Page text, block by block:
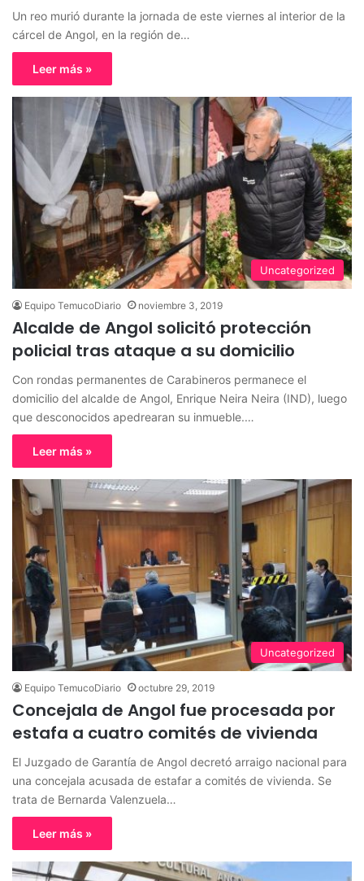
Un reo murió durante la jornada de este viernes al interior de la
cárcel de Angol, en la región de…
Leer más »
Uncategorized
Equipo TemucoDiario noviembre 3, 2019
Alcalde de Angol solicitó protección
policial tras ataque a su domicilio
Con rondas permanentes de Carabineros permanece el
domicilio del alcalde de Angol, Enrique Neira Neira (IND), luego
que desconocidos apedrearan su inmueble.…
Leer más »
Uncategorized
Equipo TemucoDiario octubre 29, 2019
Concejala de Angol fue procesada por
estafa a cuatro comités de vivienda
El Juzgado de Garantía de Angol decretó arraigo nacional para
una concejala acusada de estafar a comités de vivienda. Se
trata de Bernarda Valenzuela…
Leer más »